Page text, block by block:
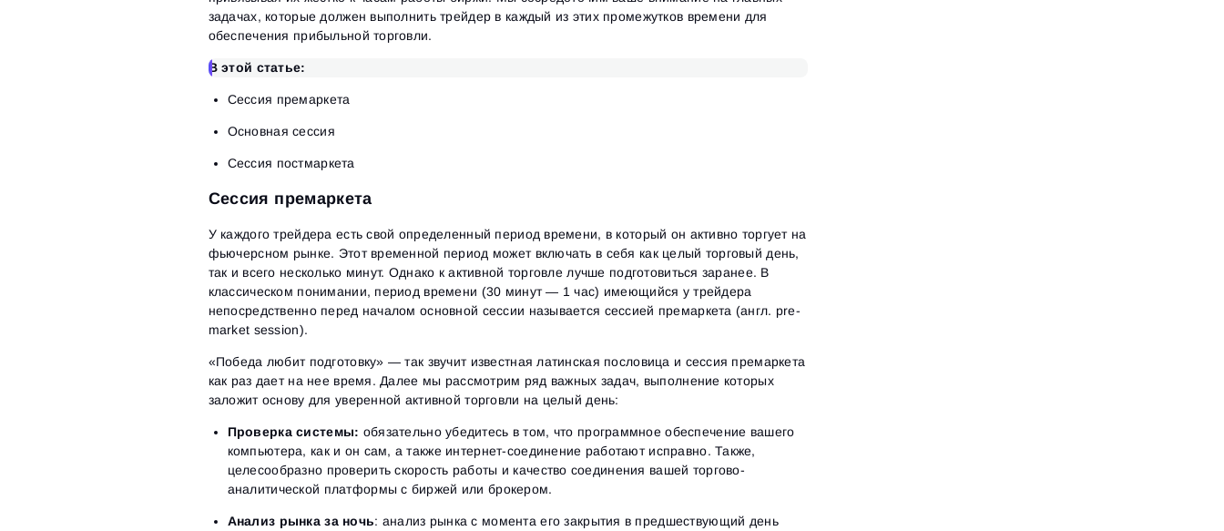
задачах, которые должен выполнить трейдер в каждый из этих промежутков времени для
обеспечения прибыльной торговли.
В этой статье:
Сессия премаркета
Основная сессия
Сессия постмаркета
Сессия премаркета
У каждого трейдера есть свой определенный период времени, в который он активно торгует на
фьючерсном рынке. Этот временной период может включать в себя как целый торговый день,
так и всего несколько минут. Однако к активной торговле лучше подготовиться заранее. В
классическом понимании, период времени (30 минут — 1 час) имеющийся у трейдера
непосредственно перед началом основной сессии называется сессией премаркета (англ. pre-
market session).
«Победа любит подготовку» — так звучит известная латинская пословица и сессия премаркета
как раз дает на нее время. Далее мы рассмотрим ряд важных задач, выполнение которых
заложит основу для уверенной активной торговли на целый день:
Проверка системы: обязательно убедитесь в том, что программное обеспечение вашего
компьютера, как и он сам, а также интернет-соединение работают исправно. Также,
целесообразно проверить скорость работы и качество соединения вашей торгово-
аналитической платформы с биржей или брокером.
Анализ рынка за ночь: анализ рынка с момента его закрытия в предшествующий день